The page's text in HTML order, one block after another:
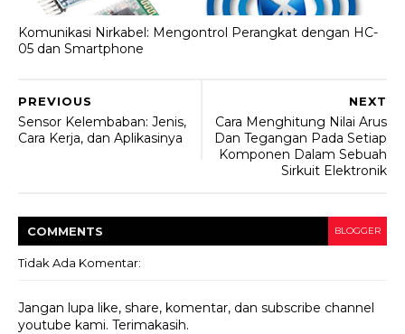
Komunikasi Nirkabel: Mengontrol Perangkat dengan HC-
05 dan Smartphone
NEXT
Cara Menghitung Nilai Arus
Dan Tegangan Pada Setiap
Komponen Dalam Sebuah
Sirkuit Elektronik
PREVIOUS
Sensor Kelembaban: Jenis,
Cara Kerja, dan Aplikasinya
COMMENTS BLOGGER
Tidak Ada Komentar:
Jangan lupa like, share, komentar, dan subscribe channel
youtube kami. Terimakasih.